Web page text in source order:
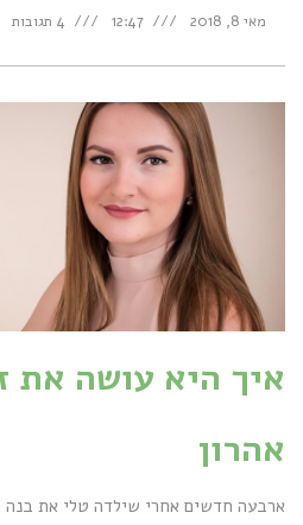
מאי 8, 2018 12:47 4 תגובות
איך היא עושה את
אהרון
ארבעה חדשים אחרי שילדה טלי את